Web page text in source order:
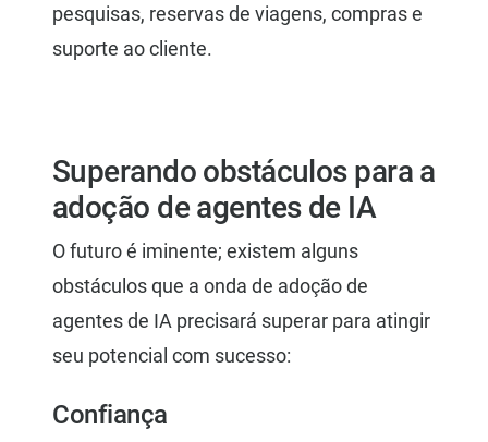
pesquisas, reservas de viagens, compras e
suporte ao cliente.
Superando obstáculos para a
adoção de agentes de IA
O futuro é iminente; existem alguns
obstáculos que a onda de adoção de
agentes de IA precisará superar para atingir
seu potencial com sucesso:
Confiança